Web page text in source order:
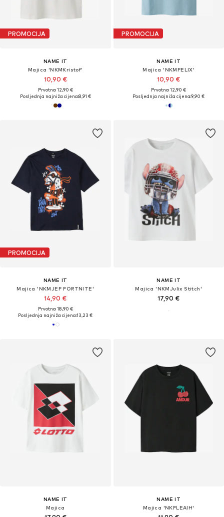
PROMOCIJA
NAME IT
Majica 'NKMKristof'
10,90 €
Prvotno: 12,90 €
Posljednja najniža cijena:8,91 €
PROMOCIJA
NAME IT
Majica 'NKMFELIX'
10,90 €
Prvotno: 12,90 €
Posljednja najniža cijena:9,90 €
PROMOCIJA
NAME IT
Majica 'NKMJEF FORTNITE'
14,90 €
Prvotno: 18,90 €
Posljednja najniža cijena:13,23 €
NAME IT
Majica 'NKMJulix Stitch'
17,90 €
NAME IT
Majica
NAME IT
Majica 'NKFLEAIH'